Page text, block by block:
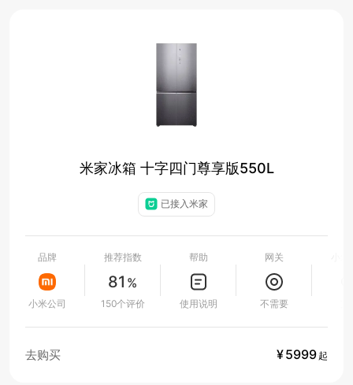
米家冰箱 十字四门尊享版550L
已接入米家
品牌
小米公司
推荐指数
81 %
150个评价
帮助
使用说明
网关
不需要
去购买 ¥5999 起